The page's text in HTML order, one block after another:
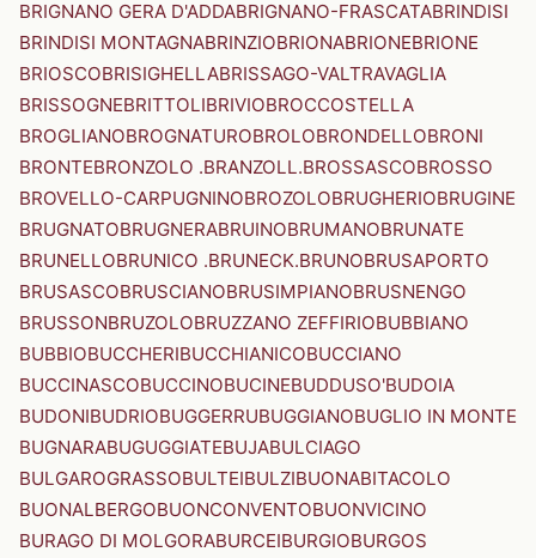
BRIGNANO GERA D'ADDABRIGNANO-FRASCATABRINDISI
BRINDISI MONTAGNABRINZIOBRIONABRIONEBRIONE
BRIOSCOBRISIGHELLABRISSAGO-VALTRAVAGLIA
BRISSOGNEBRITTOLIBRIVIOBROCCOSTELLA
BROGLIANOBROGNATUROBROLOBRONDELLOBRONI
BRONTEBRONZOLO .BRANZOLL.BROSSASCOBROSSO
BROVELLO-CARPUGNINOBROZOLOBRUGHERIOBRUGINE
BRUGNATOBRUGNERABRUINOBRUMANOBRUNATE
BRUNELLOBRUNICO .BRUNECK.BRUNOBRUSAPORTO
BRUSASCOBRUSCIANOBRUSIMPIANOBRUSNENGO
BRUSSONBRUZOLOBRUZZANO ZEFFIRIOBUBBIANO
BUBBIOBUCCHERIBUCCHIANICOBUCCIANO
BUCCINASCOBUCCINOBUCINEBUDDUSO'BUDOIA
BUDONIBUDRIOBUGGERRUBUGGIANOBUGLIO IN MONTE
BUGNARABUGUGGIATEBUJABULCIAGO
BULGAROGRASSOBULTEIBULZIBUONABITACOLO
BUONALBERGOBUONCONVENTOBUONVICINO
BURAGO DI MOLGORABURCEIBURGIOBURGOS